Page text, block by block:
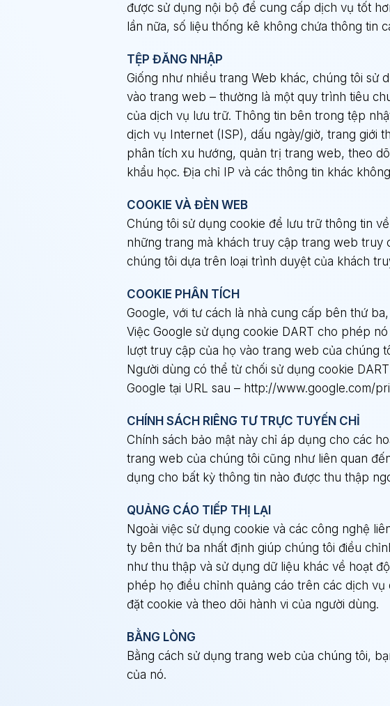
được sử dụng nội bộ để cung cấp dịch vụ tốt
lần nữa, số liệu thống kê không chứa thông tin
TỆP ĐĂNG NHẬP
Giống như nhiều trang Web khác, chúng tôi sử
vào trang web – thường là một quy trình tiêu
của dịch vụ lưu trữ. Thông tin bên trong tệp
dịch vụ Internet (ISP), dấu ngày/giờ, trang giới
phân tích xu hướng, quản trị trang web, theo
khẩu học. Địa chỉ IP và các thông tin khác
COOKIE VÀ ĐÈN WEB
Chúng tôi sử dụng cookie để lưu trữ thông tin
những trang mà khách truy cập trang web truy
chúng tôi dựa trên loại trình duyệt của khách
COOKIE PHÂN TÍCH
Google, với tư cách là nhà cung cấp bên thứ
Việc Google sử dụng cookie DART cho phép
lượt truy cập của họ vào trang web của chúng
Người dùng có thể từ chối sử dụng cookie
Google tại URL sau – http://www.google.com/
CHÍNH SÁCH RIÊNG TƯ TRỰC TUYẾN CHỈ
Chính sách bảo mật này chỉ áp dụng cho các
trang web của chúng tôi cũng như liên quan
dụng cho bất kỳ thông tin nào được thu thập
QUẢNG CÁO TIẾP THỊ LẠI
Ngoài việc sử dụng cookie và các công nghệ
ty bên thứ ba nhất định giúp chúng tôi điều
như thu thập và sử dụng dữ liệu khác về hoạt
phép họ điều chỉnh quảng cáo trên các dịch
đặt cookie và theo dõi hành vi của người dùng.
BẰNG LÒNG
Bằng cách sử dụng trang web của chúng tôi,
của nó.